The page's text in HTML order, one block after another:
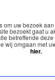
om uw bezoek
bezoekt gaat u
betreffende
wij omgaan met
hier.